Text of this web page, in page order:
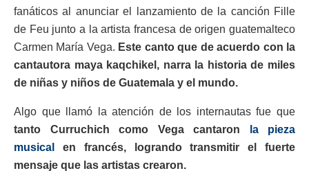
fanáticos al anunciar el lanzamiento de la canción Fille
de Feu junto a la artista francesa de origen guatemalteco
Carmen María Vega. Este canto que de acuerdo con la
cantautora maya kaqchikel, narra la historia de miles
de niñas y niños de Guatemala y el mundo.
Algo que llamó la atención de los internautas fue que
tanto Curruchich como Vega cantaron
la pieza
musical
en francés, logrando transmitir el fuerte
mensaje que las artistas crearon.